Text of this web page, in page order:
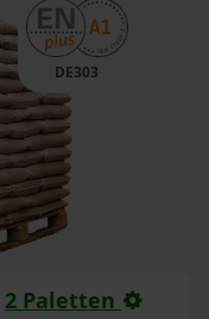
DE303
2 Paletten